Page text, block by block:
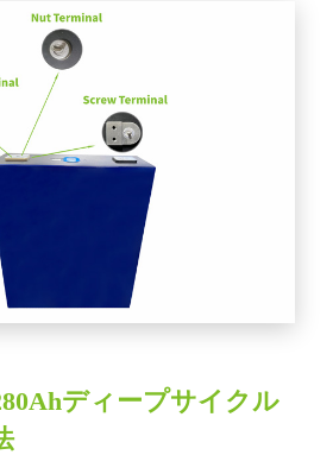
ディープサイクル